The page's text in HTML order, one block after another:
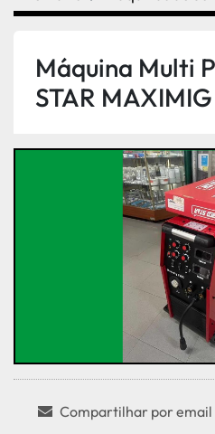
Máquina Multi
STAR
Compartilhar por email